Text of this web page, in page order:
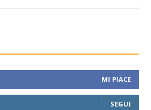
MI PIACE
SEGUI